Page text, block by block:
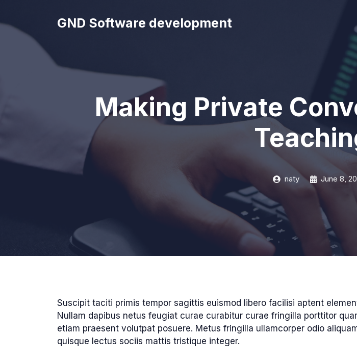
content
GND Software development
Making Private
naty June 8,
Suscipit taciti primis tempor sagittis euismod libero facilisi aptent
Nullam dapibus netus feugiat curae curabitur curae fringilla porttitor
etiam praesent volutpat posuere. Metus fringilla ullamcorper odio
quisque lectus sociis mattis tristique integer.